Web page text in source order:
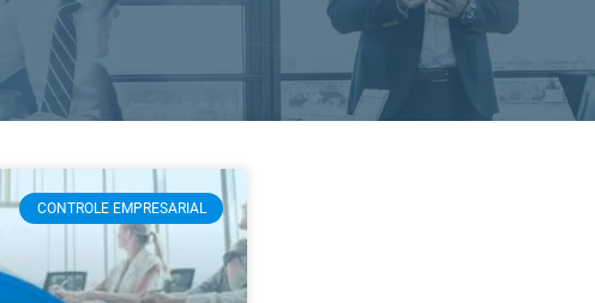
CONTROLE EMPRESARIAL